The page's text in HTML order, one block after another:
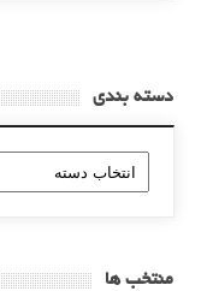
دسته بندی
دسته
بندی
منتخب ها